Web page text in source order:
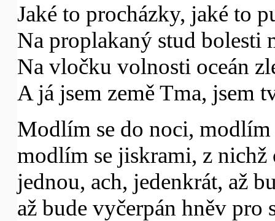
Jaké to procházky, jaké to
Na proplakaný stud bolesti
Na vločku volnosti oceán
A já jsem země Tma, jsem
Modlím se do noci,
modlím se jiskrami, z
jednou, ach, jedenkrát, až
až bude vyčerpán hněv pro